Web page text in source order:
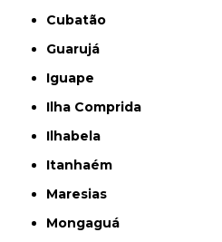
Cubatão
Guarujá
Iguape
Ilha Comprida
Ilhabela
Itanhaém
Maresias
Mongaguá